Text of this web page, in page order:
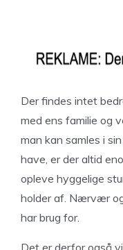
Der findes intet
med ens familie og
man kan samles i
have, er der altid
opleve hyggelige
holder af. Nærvær
har brug for.
Det er derfor også